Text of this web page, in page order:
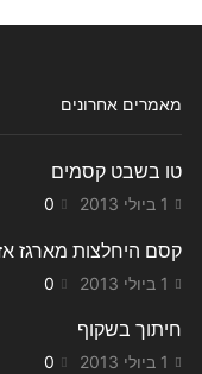
מאמרים אחרונים
טו בשבט קסמים
1 ביולי 2013 0
קסם היחלצות מארגז
1 ביולי 2013 0
חיתוך בשקוף
1 ביולי 2013 0